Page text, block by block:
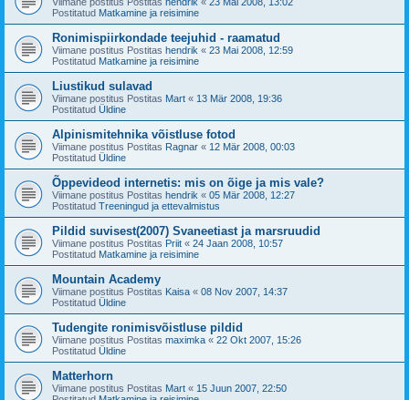
Postitatud Matkamine ja reisimine
Ronimispiirkondade teejuhid - raamatud
Viimane postitus Postitas hendrik « 23 Mai 2008, 12:59
Postitatud Matkamine ja reisimine
Liustikud sulavad
Viimane postitus Postitas Mart « 13 Mär 2008, 19:36
Postitatud Üldine
Alpinismitehnika võistluse fotod
Viimane postitus Postitas Ragnar « 12 Mär 2008, 00:03
Postitatud Üldine
Õppevideod internetis: mis on õige ja mis vale?
Viimane postitus Postitas hendrik « 05 Mär 2008, 12:27
Postitatud Treeningud ja ettevalmistus
Pildid suvisest(2007) Svaneetiast ja marsruudid
Viimane postitus Postitas Priit « 24 Jaan 2008, 10:57
Postitatud Matkamine ja reisimine
Mountain Academy
Viimane postitus Postitas Kaisa « 08 Nov 2007, 14:37
Postitatud Üldine
Tudengite ronimisvõistluse pildid
Viimane postitus Postitas maximka « 22 Okt 2007, 15:26
Postitatud Üldine
Matterhorn
Viimane postitus Postitas Mart « 15 Juun 2007, 22:50